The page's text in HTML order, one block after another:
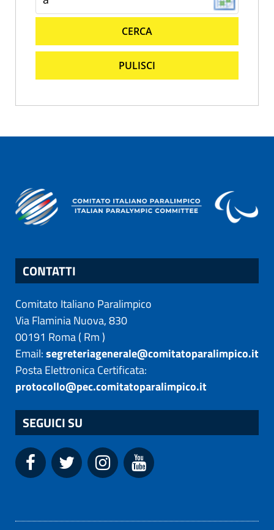
CERCA
PULISCI
CONTATTI
Comitato Italiano Paralimpico
Via Flaminia Nuova, 830
00191 Roma( Rm)
Email:segreteriagenerale@comitatoparalimpico.it
Posta Elettronica Certificata:
protocollo@pec.comitatoparalimpico.it
SEGUICI SU